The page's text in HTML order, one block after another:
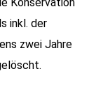
inkl. der
zwei Jahre